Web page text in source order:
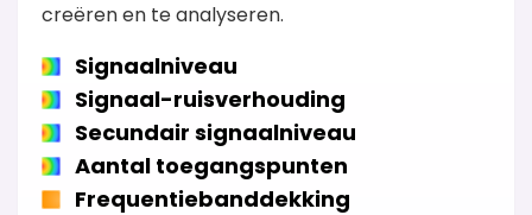
creëren en te analyseren.
Signaalniveau
Signaal-ruisverhouding
Secundair signaalniveau
Aantal toegangspunten
Frequentiebanddekking